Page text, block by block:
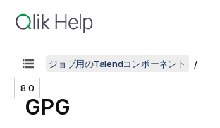
8.0
ジョブ用のTalendコンポーネント
GPG